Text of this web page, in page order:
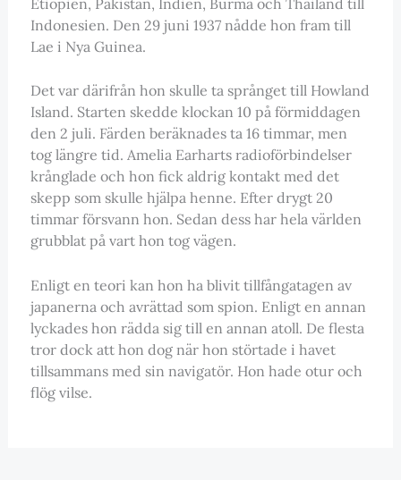
Indonesien. Den 29 juni 1937 nådde hon fram till
Lae i Nya Guinea.
Det var därifrån hon skulle ta språnget till Howland
Island. Starten skedde klockan 10 på förmiddagen
den 2 juli. Färden beräknades ta 16 timmar, men
tog längre tid. Amelia Earharts radioförbindelser
krånglade och hon fick aldrig kontakt med det
skepp som skulle hjälpa henne. Efter drygt 20
timmar försvann hon. Sedan dess har hela världen
grubblat på vart hon tog vägen.
Enligt en teori kan hon ha blivit tillfångatagen av
japanerna och avrättad som spion. Enligt en annan
lyckades hon rädda sig till en annan atoll. De flesta
tror dock att hon dog när hon störtade i havet
tillsammans med sin navigatör. Hon hade otur och
flög vilse.